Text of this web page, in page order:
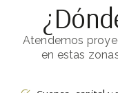
Atendemos
en estas